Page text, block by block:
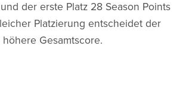
der erste Platz 28 Season Points
Platzierung entscheidet der
höhere Gesamtscore.